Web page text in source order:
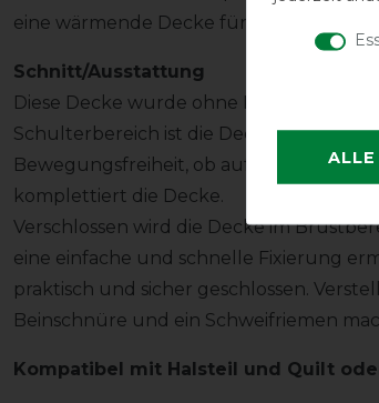
eine wärmende Decke für den Winter
Schnitt/Ausstattung
Diese Decke wurde ohne Rückennaht
Schulterbereich ist die Decke super
Bewegungsfreiheit, ob auf der Koppel
komplettiert die Decke.
Verschlossen wird die Decke im
eine einfache und schnelle Fixierung
praktisch und sicher geschlossen.
Beinschnüre und ein Schweifriemen
Kompatibel mit Halsteil und Quilt